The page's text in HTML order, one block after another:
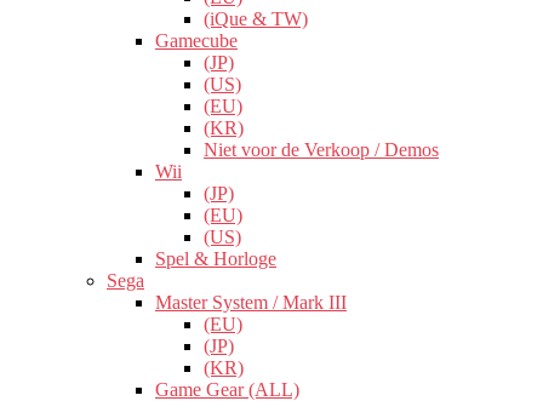
(iQue & TW)
Gamecube
(JP)
(US)
(EU)
(KR)
Niet voor de Verkoop / Demos
Wii
(JP)
(EU)
(US)
Spel & Horloge
Sega
Master System / Mark III
(EU)
(JP)
(KR)
Game Gear (ALL)